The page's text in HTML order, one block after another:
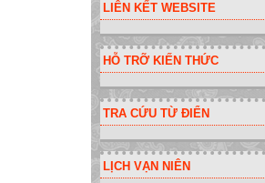
LIÊN KẾT WEBSITE
HỖ TRỠ KIẾN THỨC
TRA CỨU TỪ ĐIỂN
LỊCH VẠN NIÊN